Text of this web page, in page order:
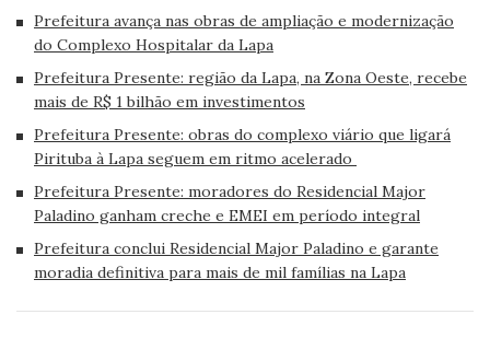
Prefeitura avança nas obras de ampliação e modernização
do Complexo Hospitalar da Lapa
Prefeitura Presente: região da Lapa, na Zona Oeste, recebe
mais de R$ 1 bilhão em investimentos
Prefeitura Presente: obras do complexo viário que ligará
Pirituba à Lapa seguem em ritmo acelerado
Prefeitura Presente: moradores do Residencial Major
Paladino ganham creche e EMEI em período integral
Prefeitura conclui Residencial Major Paladino e garante
moradia definitiva para mais de mil famílias na Lapa